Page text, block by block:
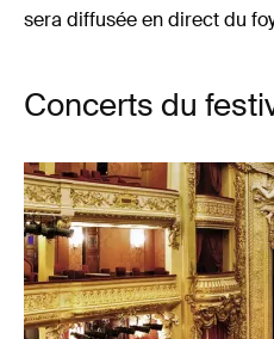
sera diffusée en direct du
Concerts du